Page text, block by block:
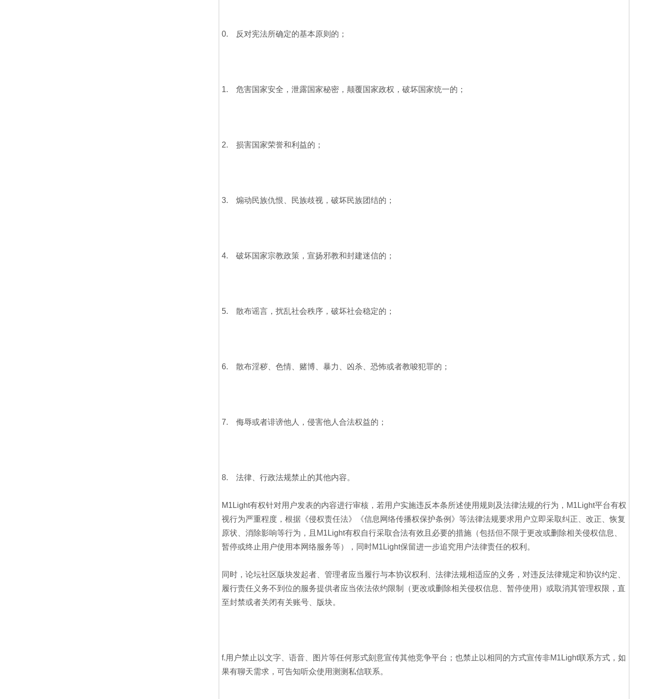
0. 反对宪法所确定的基本原则的；
1. 危害国家安全，泄露国家秘密，颠覆国家政权，破坏国家统一的；
2. 损害国家荣誉和利益的；
3. 煽动民族仇恨、民族歧视，破坏民族团结的；
4. 破坏国家宗教政策，宣扬邪教和封建迷信的；
5. 散布谣言，扰乱社会秩序，破坏社会稳定的；
6. 散布淫秽、色情、赌博、暴力、凶杀、恐怖或者教唆犯罪的；
7. 侮辱或者诽谤他人，侵害他人合法权益的；
8. 法律、行政法规禁止的其他内容。
M1Light有权针对用户发表的内容进行审核，若用户实施违反本条所述使用规则及法律法规的行为，M1Light平台有权
视行为严重程度，根据《侵权责任法》《信息网络传播权保护条例》等法律法规要求用户立即采取纠正、改正、恢复
原状、消除影响等行为，且M1Light有权自行采取合法有效且必要的措施（包括但不限于更改或删除相关侵权信息、
暂停或终止用户使用本网络服务等），同时M1Light保留进一步追究用户法律责任的权利。
同时，论坛社区版块发起者、管理者应当履行与本协议权利、法律法规相适应的义务，对违反法律规定和协议约定、
履行责任义务不到位的服务提供者应当依法依约限制（更改或删除相关侵权信息、暂停使用）或取消其管理权限，直
至封禁或者关闭有关账号、版块。
f.用户禁止以文字、语音、图片等任何形式刻意宣传其他竞争平台；也禁止以相同的方式宣传非M1Light联系方式，如
果有聊天需求，可告知听众使用测测私信联系。